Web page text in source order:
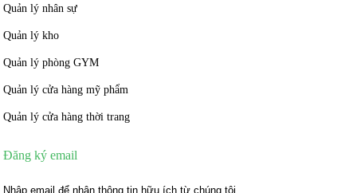
Quản lý nhân sự
Quản lý kho
Quản lý phòng GYM
Quản lý cửa hàng mỹ phẩm
Quản lý cửa hàng thời trang
Đăng ký email
Nhập email để nhận thông tin hữu ích từ chúng tôi